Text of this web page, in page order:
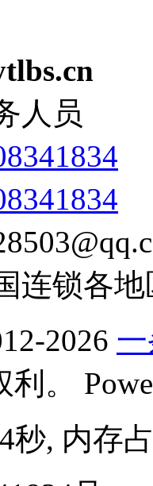
人员
锁各地
2026
利。
秒, 内存